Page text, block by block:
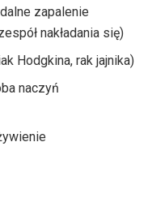
zapalenie
nakładania się)
Hodgkina, rak jajnika)
naczyń